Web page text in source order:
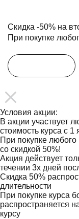
Скидка -50% на
При покупке
Условия акции:
В акции участвует
стоимость курса с 1
При покупке любого
со скидкой 50%!
Акция действует
течении 3х дней
Скидка 50%
длительности
При покупке курса
распространяется
курсу